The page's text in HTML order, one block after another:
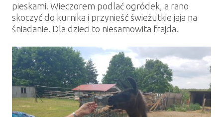
pieskami. Wieczorem podlać ogródek, a rano
skoczyć do kurnika i przynieść świeżutkie jaja na
śniadanie. Dla dzieci to niesamowita frajda.